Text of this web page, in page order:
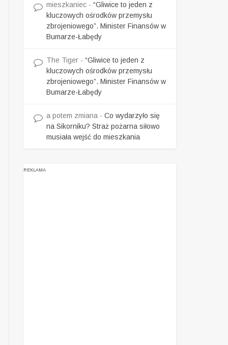
mieszkaniec - “Gliwice to jeden z
kluczowych ośrodków przemysłu
zbrojeniowego”. Minister Finansów w
Bumarze-Łabędy
The Tiger - “Gliwice to jeden z
kluczowych ośrodków przemysłu
zbrojeniowego”. Minister Finansów w
Bumarze-Łabędy
a potem zmiana - Co wydarzyło się
na Sikorniku? Straż pożarna siłowo
musiała wejść do mieszkania
REKLAMA